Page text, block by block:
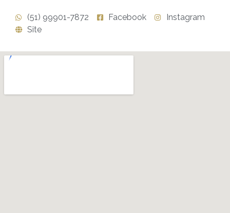
(51) 99901-7872 Facebook
Instagram
Site